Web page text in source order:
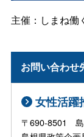
主催：しまね働
お問い合わせ
女性活躍
〒690-8501 島